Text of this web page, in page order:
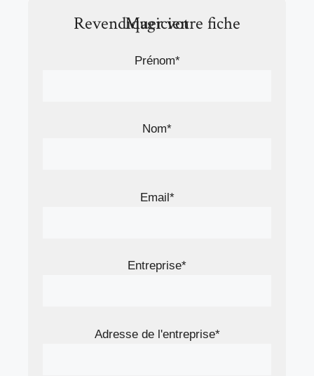
Revendiquer votre fiche Magicien
Prénom*
Nom*
Email*
Entreprise*
Adresse de l'entreprise*